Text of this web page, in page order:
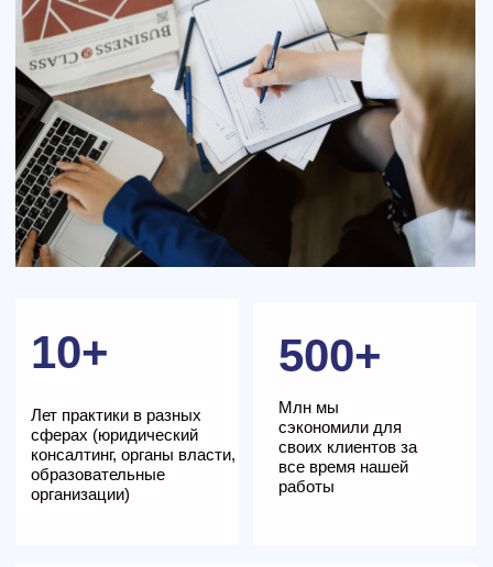
Регистрация
бизнеса (ИП,
ООО)
(оформление
участков, споры)
Корпоративные
юристы и
разрешение
корпоративных
споров
правовая защита
бизнеса
Судебные юристы
и исполнительное
производство
+
Правовая помощь
в списании долгов
Отзывы наших клиентов